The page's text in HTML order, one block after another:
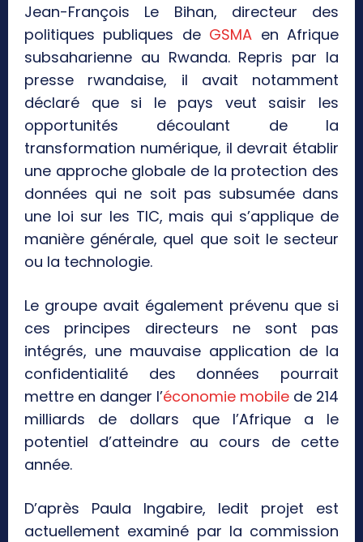
Jean-François Le Bihan, directeur des
politiques publiques de GSMA en Afrique
subsaharienne au Rwanda. Repris par la
presse rwandaise, il avait notamment
déclaré que si le pays veut saisir les
opportunités découlant de la
transformation numérique, il devrait établir
une approche globale de la protection des
données qui ne soit pas subsumée dans
une loi sur les TIC, mais qui s’applique de
manière générale, quel que soit le secteur
ou la technologie.
Le groupe avait également prévenu que si
ces principes directeurs ne sont pas
intégrés, une mauvaise application de la
confidentialité des données pourrait
mettre en danger l’économie mobile de 214
milliards de dollars que l’Afrique a le
potentiel d’atteindre au cours de cette
année.
D’après Paula Ingabire, ledit projet est
actuellement examiné par la commission